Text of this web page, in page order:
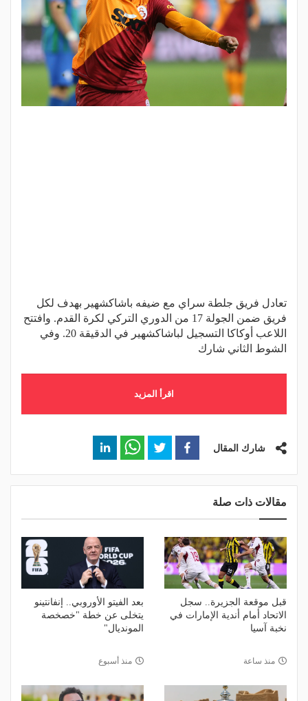
تعادل فريق جلطة سراي مع ضيفه باشاكشهير بهدف لكل
فريق ضمن الجولة 17 من الدوري التركي لكرة القدم. وافتتح
اللاعب أوكاكا التسجيل لباشاكشهير في الدقيقة 20. وفي
الشوط الثاني شارك
اقرأ المزيد
شارك المقال
مقالات ذات صلة
قبل موقعة الجزيرة.. سجل
الاتحاد أمام أندية الإمارات في
نخبة آسيا
منذ ساعة
بعد الفيتو الأوروبي.. إنفانتينو
يتخلى عن خطة "خصخصة
المونديال"
منذ أسبوع